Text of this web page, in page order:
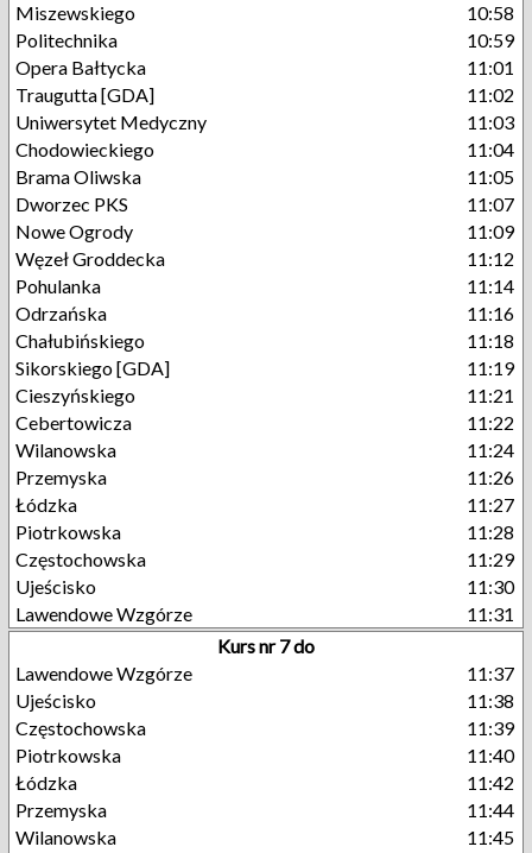
Miszewskiego
10:58
Politechnika
10:59
Opera Bałtycka
11:01
Traugutta [GDA]
11:02
Uniwersytet Medyczny
11:03
Chodowieckiego
11:04
Brama Oliwska
11:05
Dworzec PKS
11:07
Nowe Ogrody
11:09
Węzeł Groddecka
11:12
Pohulanka
11:14
Odrzańska
11:16
Chałubińskiego
11:18
Sikorskiego [GDA]
11:19
Cieszyńskiego
11:21
Cebertowicza
11:22
Wilanowska
11:24
Przemyska
11:26
Łódzka
11:27
Piotrkowska
11:28
Częstochowska
11:29
Ujeścisko
11:30
Lawendowe Wzgórze
11:31
Kurs nr 7 do
Lawendowe Wzgórze
11:37
Ujeścisko
11:38
Częstochowska
11:39
Piotrkowska
11:40
Łódzka
11:42
Przemyska
11:44
Wilanowska
11:45